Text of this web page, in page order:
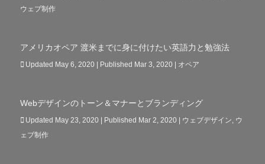
ウェブ制作
アメリカオペア 渡米までに身に付けたい英語力と勉強法
Updated May 6, 2020 | Published Mar 3, 2020| オペア
Webデザインのトーン＆マナーとブランディング
Updated May 23, 2020 | Published Mar 2, 2020| ウェブデザイン ウ
ェブ制作